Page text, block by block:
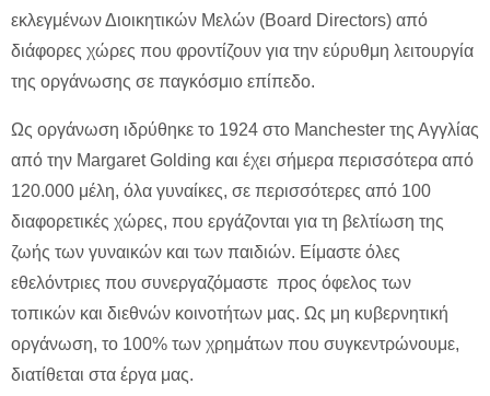
εκλεγμένων Διοικητικών Μελών (Board Directors) από
διάφορες χώρες που φροντίζουν για την εύρυθμη λειτουργία
της οργάνωσης σε παγκόσμιο επίπεδο.
Ως οργάνωση ιδρύθηκε το 1924 στο Manchester της Αγγλίας
από την Margaret Golding και έχει σήμερα περισσότερα από
120.000 μέλη, όλα γυναίκες, σε περισσότερες από 100
διαφορετικές χώρες, που εργάζονται για τη βελτίωση της
ζωής των γυναικών και των παιδιών. Είμαστε όλες
εθελόντριες που συνεργαζόμαστε προς όφελος των
τοπικών και διεθνών κοινοτήτων μας. Ως μη κυβερνητική
οργάνωση, το 100% των χρημάτων που συγκεντρώνουμε,
διατίθεται στα έργα μας.